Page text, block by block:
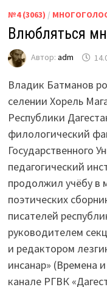
№4 (3063) /
Влюбляться
Автор: adm
Владик Батманов
селении Хорель
Республики
филологический
Государственного
педагогический
продолжил учёбу в
поэтических
писателей
руководителем
и редактором
инсанар» (Времена
канале РГВК